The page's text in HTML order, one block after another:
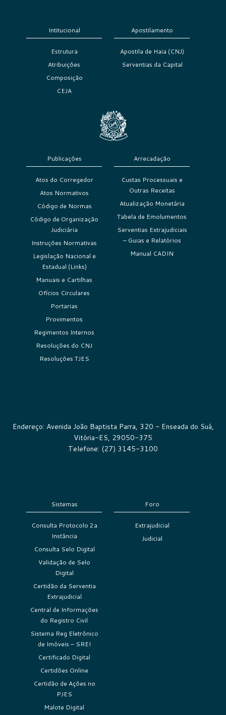
Intitucional
Estrutura
Atribuições
Composição
CEJA
Apostilamento
Apostila de Haia (CNJ)
Serventias da Capital
Publicações
Atos do Corregedor
Atos Normativos
Código de Normas
Código de Organização
Judiciária
Instruções Normativas
Legislação Nacional e
Estadual (Links)
Manuais e Cartilhas
Ofícios Circulares
Portarias
Provimentos
Regimentos Internos
Resoluções do CNJ
Resoluções TJES
Arrecadação
Custas Processuais e
Outras Receitas
Atualização Monetária
Tabela de Emolumentos
Serventias Extrajudiciais
– Guias e Relatórios
Manual CADIN
Endereço: Avenida João Baptista Parra, 320 - Enseada do Suá,
Vitória-ES, 29050-375
Telefone: (27) 3145-3100
Sistemas
Consulta Protocolo 2a
Instância
Consulta Selo Digital
Validação de Selo
Digital
Certidão da Serventia
Extrajudicial
Central de Informações
do Registro Civil
Sistema Reg Eletrônico
de Imóveis – SREI
Certificado Digital
Certidões Online
Certidão de Ações no
PJES
Malote Digital
Foro
Extrajudicial
Judicial